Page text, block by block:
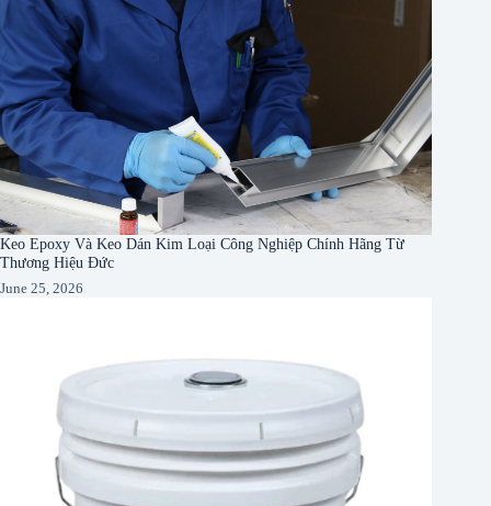
Keo Epoxy Và Keo Dán Kim Loại Công Nghiệp Chính Hãng Từ
Thương Hiệu Đức
June 25, 2026